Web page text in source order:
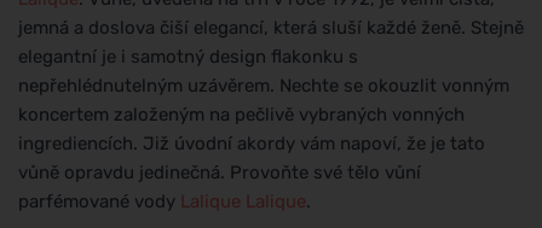
jemná a doslova čiší elegancí, která sluší každé ženě. Stejně
elegantní je i samotný design flakonku s
nepřehlédnutelným uzávěrem. Nechte se okouzlit vonným
koncertem založeným na pečlivě vybraných vonných
ingrediencích. Již úvodní akordy vám napoví, že je tato
vůně opravdu jedinečná. Provoňte své tělo vůní
parfémované vody Lalique Lalique.